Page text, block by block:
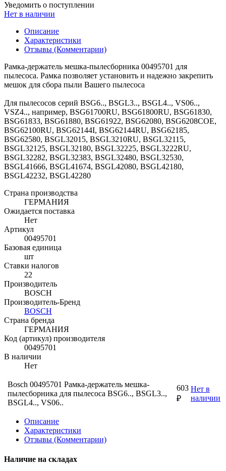
Уведомить о поступлении
Нет в наличии
Описание
Характеристики
Отзывы (Комментарии)
Рамка-держатель мешка-пылесборника 00495701 для
пылесоса. Рамка позволяет установить и надежно закрепить
мешок для сбора пыли Вашего пылесоса
Для пылесосов серий BSG6.., BSGL3.., BSGL4.., VS06..,
VSZ4.., например, BSG61700RU, BSG61800RU, BSG61830,
BSG61833, BSG61880, BSG61922, BSG62080, BSG6208COE,
BSG62100RU, BSG62144I, BSG62144RU, BSG62185,
BSG62580, BSGL32015, BSGL3210RU, BSGL32115,
BSGL32125, BSGL32180, BSGL32225, BSGL3222RU,
BSGL32282, BSGL32383, BSGL32480, BSGL32530,
BSGL41666, BSGL41674, BSGL42080, BSGL42180,
BSGL42232, BSGL42280
Страна производства
ГЕРМАНИЯ
Ожидается поставка
Нет
Артикул
00495701
Базовая единица
шт
Ставки налогов
22
Производитель
BOSCH
Производитель-Бренд
BOSCH
Страна бренда
ГЕРМАНИЯ
Код (артикул) производителя
00495701
В наличии
Нет
Bosch 00495701 Рамка-держатель мешка-
пылесборника для пылесоса BSG6.., BSGL3..,
BSGL4.., VS06..
603
₽
Нет в
наличии
Описание
Характеристики
Отзывы (Комментарии)
Наличие на складах